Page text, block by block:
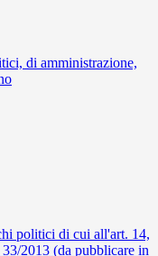
di amministrazione,
politici di cui all'art. 14,
2013 (da pubblicare in